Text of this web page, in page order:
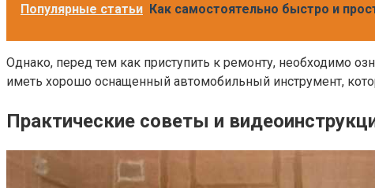
Популярные статьи Как самостоятельно быстро и
Однако, перед тем как приступить к ремонту, необходимо
иметь хорошо оснащенный автомобильный инструмент,
Практические советы и